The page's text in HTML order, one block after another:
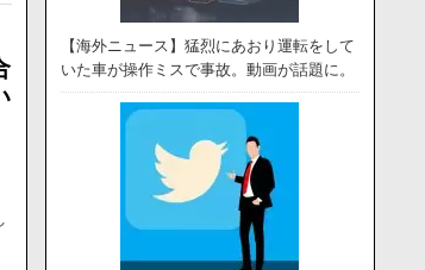
【海外ニュース】猛烈にあおり運転をして
いた車が操作ミスで事故。動画が話題に。